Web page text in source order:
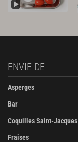
ENVIE DE
Asperges
Bar
Coquilles Saint-Jacques
Fraises